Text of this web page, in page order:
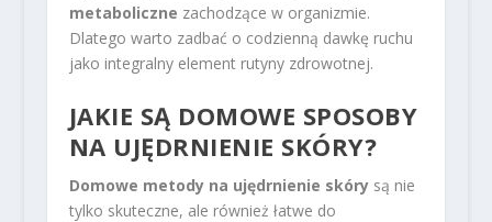
metaboliczne zachodzące w organizmie.
Dlatego warto zadbać o codzienną dawkę ruchu
jako integralny element rutyny zdrowotnej.
JAKIE SĄ DOMOWE SPOSOBY
NA UJĘDRNIENIE SKÓRY?
Domowe metody na ujędrnienie skórysą nie
tylko skuteczne, ale również łatwe do